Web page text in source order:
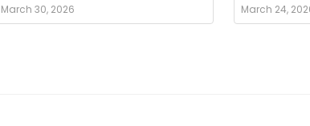
March 30, 2026 March 24,